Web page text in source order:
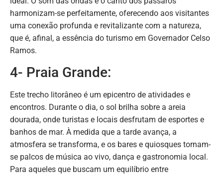
harmonizam-se perfeitamente, oferecendo aos visitantes
uma conexão profunda e revitalizante com a natureza,
que é, afinal, a essência do turismo em Governador Celso
Ramos.
4- Praia Grande:
Este trecho litorâneo é um epicentro de atividades e
encontros. Durante o dia, o sol brilha sobre a areia
dourada, onde turistas e locais desfrutam de esportes e
banhos de mar. À medida que a tarde avança, a
atmosfera se transforma, e os bares e quiosques tornam-
se palcos de música ao vivo, dança e gastronomia local.
Para aqueles que buscam um equilíbrio entre